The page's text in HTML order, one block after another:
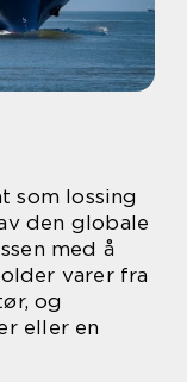
som lossing
den globale
med å
varer fra
og
eller en